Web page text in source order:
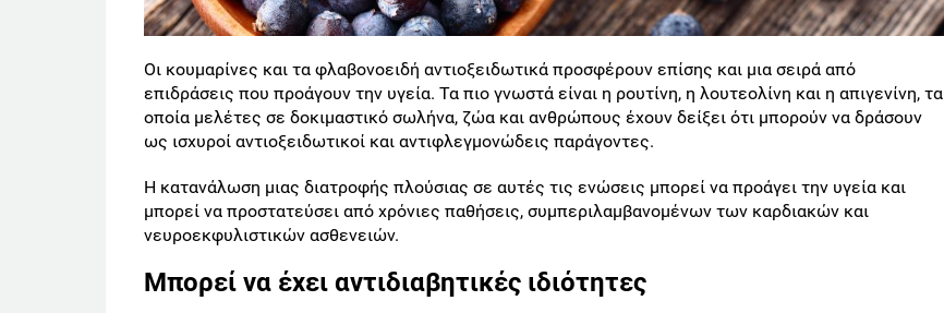
Οι κουμαρίνες και τα φλαβονοειδή αντιοξειδωτικά προσφέρουν επίσης και μια σειρά από
επιδράσεις που προάγουν την υγεία. Τα πιο γνωστά είναι η ρουτίνη, η λουτεολίνη και η απιγενίνη, τα
οποία μελέτες σε δοκιμαστικό σωλήνα, ζώα και ανθρώπους έχουν δείξει ότι μπορούν να δράσουν
ως ισχυροί αντιοξειδωτικοί και αντιφλεγμονώδεις παράγοντες.
Η κατανάλωση μιας διατροφής πλούσιας σε αυτές τις ενώσεις μπορεί να προάγει την υγεία και
μπορεί να προστατεύσει από χρόνιες παθήσεις, συμπεριλαμβανομένων των καρδιακών και
νευροεκφυλιστικών ασθενειών.
Μπορεί να έχει αντιδιαβητικές ιδιότητες